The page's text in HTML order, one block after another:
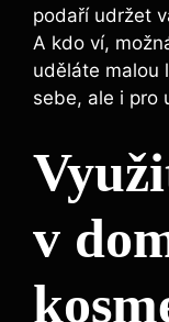
podaří udržet
A kdo ví,
uděláte malou
sebe, ale i pro
v